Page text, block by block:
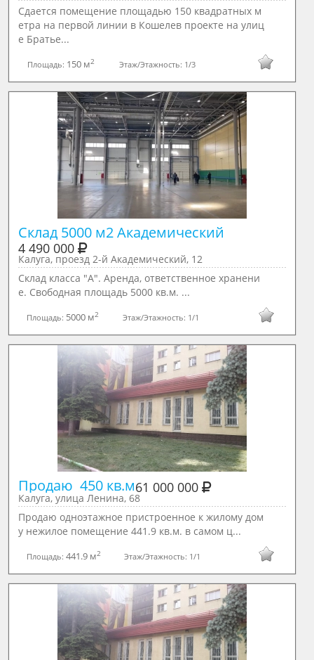
Сдается помещение площадью 150 квадратных м
етра на первой линии в Кошелев проекте на улиц
е Братье...
Площадь: 150 м2 Этаж/Этажность: 1/3
Склад 5000 м2 Академический
4 490 000
Калуга, проезд 2-й Академический, 12
Склад класса "А". Аренда, ответственное хранени
е. Свободная площадь 5000 кв.м. ...
Площадь: 5000 м2 Этаж/Этажность: 1/1
Продаю  450 кв.м61 000 000
Калуга, улица Ленина, 68
Продаю одноэтажное пристроенное к жилому дом
у нежилое помещение 441.9 кв.м. в самом ц...
Площадь: 441.9 м2 Этаж/Этажность: 1/1